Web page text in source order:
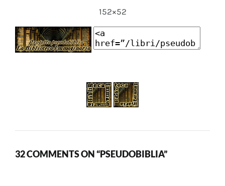
152×52
32 COMMENTS ON “PSEUDOBIBLIA”